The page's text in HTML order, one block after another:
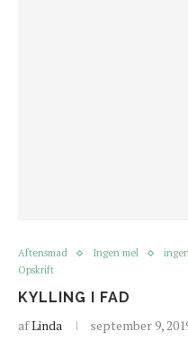
Aftensmad Ingen mel
Opskrift
KYLLING I FAD
afLinda september 9,